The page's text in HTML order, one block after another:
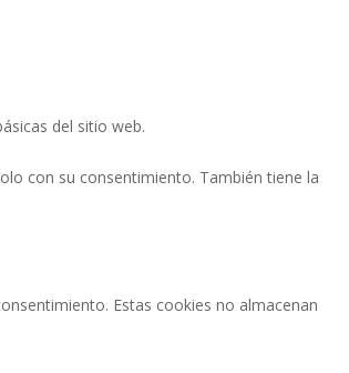
del sitio web.
con su consentimiento. También tiene la
Estas cookies no almacenan